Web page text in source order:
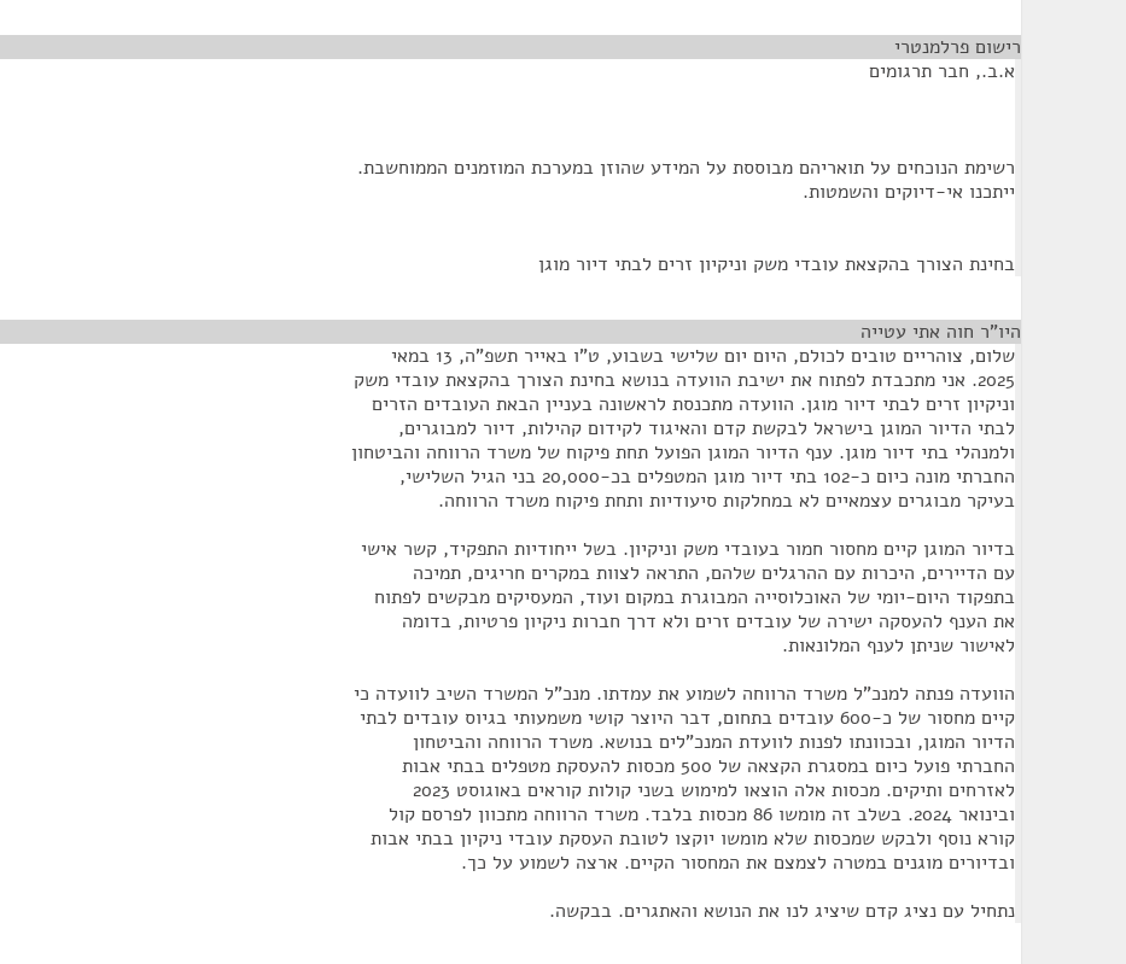
רישום פרלמנטרי
א.ב., חבר תרגומים
רשימת הנוכחים על תואריהם מבוססת על המידע שהוזן במערכת המוזמנים הממוחשבת.
ייתכנו אי-דיוקים והשמטות.
בחינת הצורך בהקצאת עובדי משק וניקיון זרים לבתי דיור מוגן
היו"ר חוה אתי עטייה
שלום, צוהריים טובים לכולם, היום יום שלישי בשבוע, ט"ו באייר תשפ"ה, 13 במאי
2025. אני מתכבדת לפתוח את ישיבת הוועדה בנושא בחינת הצורך בהקצאת עובדי משק
וניקיון זרים לבתי דיור מוגן. הוועדה מתכנסת לראשונה בעניין הבאת העובדים הזרים
לבתי הדיור המוגן בישראל לבקשת קדם והאיגוד לקידום קהילות, דיור למבוגרים,
ולמנהלי בתי דיור מוגן. ענף הדיור המוגן הפועל תחת פיקוח של משרד הרווחה והביטחון
החברתי מונה כיום כ-102 בתי דיור מוגן המטפלים בכ-20,000 בני הגיל השלישי,
בעיקר מבוגרים עצמאיים לא במחלקות סיעודיות ותחת פיקוח משרד הרווחה.
בדיור המוגן קיים מחסור חמור בעובדי משק וניקיון. בשל ייחודיות התפקיד, קשר אישי
עם הדיירים, היכרות עם ההרגלים שלהם, התראה לצוות במקרים חריגים, תמיכה
בתפקוד היום-יומי של האוכלוסייה המבוגרת במקום ועוד, המעסיקים מבקשים לפתוח
את הענף להעסקה ישירה של עובדים זרים ולא דרך חברות ניקיון פרטיות, בדומה
לאישור שניתן לענף המלונאות.
הוועדה פנתה למנכ"ל משרד הרווחה לשמוע את עמדתו. מנכ"ל המשרד השיב לוועדה כי
קיים מחסור של כ-600 עובדים בתחום, דבר היוצר קושי משמעותי בגיוס עובדים לבתי
הדיור המוגן, ובכוונתו לפנות לוועדת המנכ"לים בנושא. משרד הרווחה והביטחון
החברתי פועל כיום במסגרת הקצאה של 500 מכסות להעסקת מטפלים בבתי אבות
לאזרחים ותיקים. מכסות אלה הוצאו למימוש בשני קולות קוראים באוגוסט 2023
ובינואר 2024. בשלב זה מומשו 86 מכסות בלבד. משרד הרווחה מתכוון לפרסם קול
קורא נוסף ולבקש שמכסות שלא מומשו יוקצו לטובת העסקת עובדי ניקיון בבתי אבות
ובדיורים מוגנים במטרה לצמצם את המחסור הקיים. ארצה לשמוע על כך.
נתחיל עם נציג קדם שיציג לנו את הנושא והאתגרים. בבקשה.